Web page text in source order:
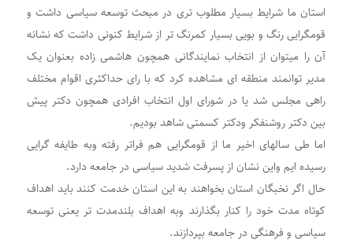
استان ما شرایط بسیار مطلوب تری در مبحث توسعه سیاسی داشت و
قومگرایی رنگ و بویی بسیار کمرنگ تر از شرایط کنونی داشت که نشانه
آن را میتوان از انتخاب نمایندگانی همچون هاشمی زاده بعنوان یک
مدیر توانمند منطقه ای مشاهده کرد که با رای حداکثری اقوام مختلف
راهی مجلس شد یا در شورای اول انتخاب افرادی همچون دکتر پیش
بین دکتر روشنفکر ودکتر کسمتی شاهد بودیم.
اما طی سالهای اخیر ما از قومگرایی هم فراتر رفته وبه طایفه گرایی
رسیده ایم واین نشان از پسرفت شدید سیاسی در جامعه دارد.
حال اگر نخبگان استان بخواهند به این استان خدمت کنند باید اهداف
کوتاه مدت خود را کنار بگذارند وبه اهداف بلندمدت تر یعنی توسعه
سیاسی و فرهنگی در جامعه بپردازند.